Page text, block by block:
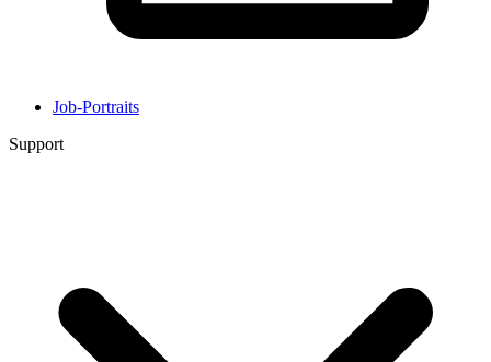
Job-Portraits
Support